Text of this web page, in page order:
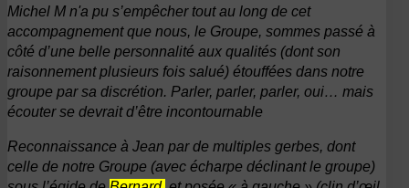
Michel M n'a pu s’empêcher tout au long de cet
accompagnement que nous, le Groupe, sommes passé à
côté d’une belle personnalité aux qualités (dont son
raisonnement plusieurs fois salué) étouffées dans notre
groupe par sa discrétion. Parler, parler, parler, oui… mais
écouter se devrait d’être incontournable
Reconnaissance à Jean par de multiples gerbes, dont
celle de notre Groupe (avec écharpe déclinant le groupe)